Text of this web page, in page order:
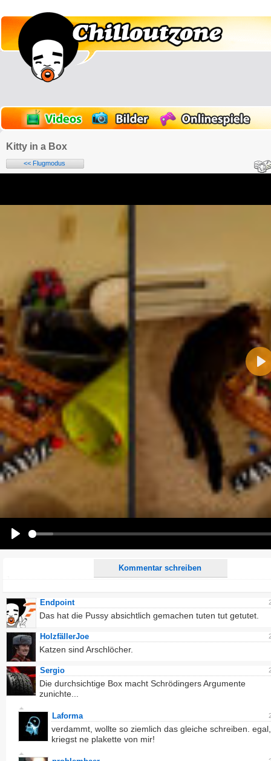
Kitty in a Box
<< Flugmodus
Kommentar schreiben
Name:
E-Mail-Adresse (optional):
Kommentar:
Alle HTML-Tags außer <br>, <strike> und <i> werden aus Deinem Kommentar entfernt.
URLs werden automatisch umgewandelt. Bitte verwende "www." oder "http://" in URLs
Ich möchte eine E-Mail, wenn auf dieser Seite weitere Kommentare erscheinen.
Endpoint
Das hat die Pussy absichtlich gemachen tuten tut getutet.
HolzfällerJoe
Katzen sind Arschlöcher.
Sergio
Die durchsichtige Box macht Schrödingers Argumente
zunichte...
Laforma
verdammt, wollte so ziemlich das gleiche schreiben. egal,
kriegst ne plakette von mir!